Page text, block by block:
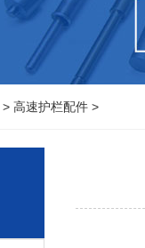
> 高速护栏配件 >